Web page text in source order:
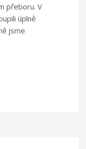
přeboru. V
úplně
jsme